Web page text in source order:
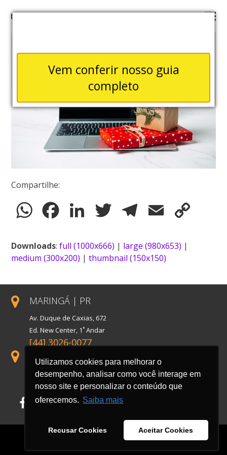
Vem conferir nosso guia
completo
Utilizamos cookies para melhorar o
desempenho, analisar como você interage em
nosso site e personalizar o conteúdo que
oferecemos. Saiba mais
Recusar Cookies Aceitar Cookies
Compartilhe:
WhatsAppFacebookLinkedIn Twitter TelegramEmail
Downloads:full (1000x666) | large (980x653) |
medium (300x200) |thumbnail (150x150)
MARINGÁ | PR
Av. Duque de Caxias, 672
Ed. New Center, 1˚ Andar
[44] 3026-0077
SÃO PAULO | SP
Rua Florida, 1738, Conj. 121
Cidade Monções
Facebook
LinkedIn
Instagram